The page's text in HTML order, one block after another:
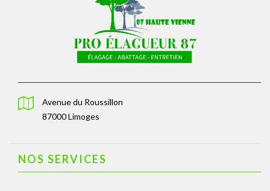
Avenue du Roussillon
87000 Limoges
NOS SERVICES